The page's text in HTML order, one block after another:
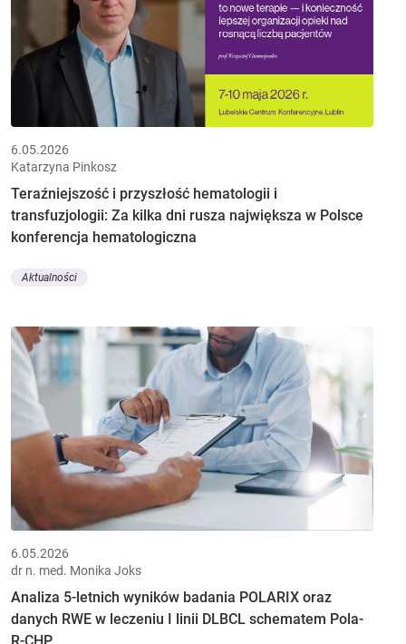
6.05.2026
Katarzyna Pinkosz
Teraźniejszość i przyszłość hematologii i
transfuzjologii: Za kilka dni rusza największa w Polsce
konferencja hematologiczna
Aktualności
6.05.2026
dr n. med. Monika Joks
Analiza 5-letnich wyników badania POLARIX oraz
danych RWE w leczeniu I linii DLBCL schematem Pola-